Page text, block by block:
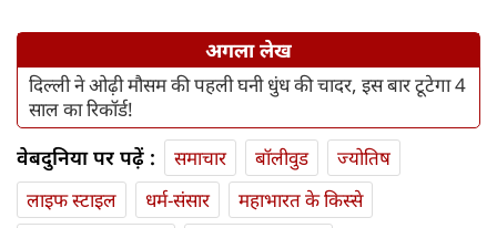
अगला लेख
दिल्ली ने ओढ़ी मौसम की पहली घनी धुंध की चादर, इस बार टूटेगा 4
साल का रिकॉर्ड!
वेबदुनिया पर पढ़ें : समाचार बॉलीवुड
ज्योतिष
लाइफ स्‍टाइल
धर्म-संसार
महाभारत के किस्से